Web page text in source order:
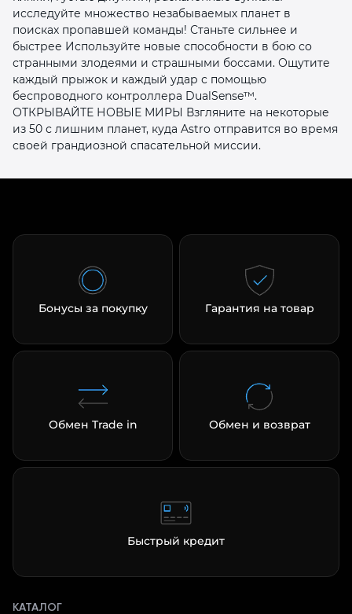
исследуйте множество незабываемых планет в
поисках пропавшей команды! Станьте сильнее и
быстрее Используйте новые способности в бою со
странными злодеями и страшными боссами. Ощутите
каждый прыжок и каждый удар с помощью
беспроводного контроллера DualSense™.
ОТКРЫВАЙТЕ НОВЫЕ МИРЫ Взгляните на некоторые
из 50 с лишним планет, куда Astro отправится во время
своей грандиозной спасательной миссии.
Бонусы за покупку Гарантия на товар
Обмен Trade in Обмен и возврат
Быстрый кредит
КАТАЛОГ
раз в 2 недели